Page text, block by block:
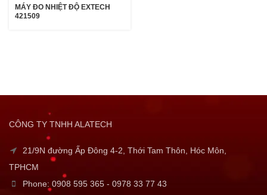
MÁY ĐO NHIỆT ĐỘ EXTECH
421509
CÔNG TY TNHH ALATECH
21/9N đường Ấp Đông 4-2, Thới Tam Thôn, Hóc Môn,
TPHCM
Phone: 0908 595 365 - 0978 33 77 43